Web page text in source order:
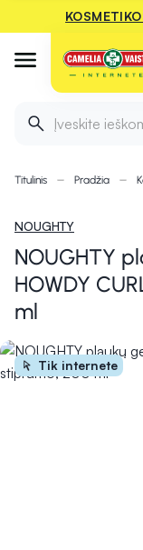
Įveskite
Titulinis Pradžia
NOUGHTY
NOUGHTY
HOWDY
ml
Tik internete